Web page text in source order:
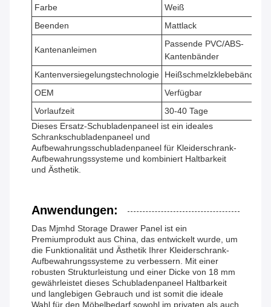
Farbe
Weiß
Beenden
Mattlack
Kantenanleimen
Passende PVC/ABS-
Kantenbänder
Kantenversiegelungstechnologie
Heißschmelzklebebänder
OEM
Verfügbar
Vorlaufzeit
30-40 Tage
Dieses Ersatz-Schubladenpaneel ist ein ideales
Schrankschubladenpaneel und
Aufbewahrungsschubladenpaneel für Kleiderschrank-
Aufbewahrungssysteme und kombiniert Haltbarkeit
und Ästhetik.
Anwendungen:
Das Mjmhd Storage Drawer Panel ist ein
Premiumprodukt aus China, das entwickelt wurde, um
die Funktionalität und Ästhetik Ihrer Kleiderschrank-
Aufbewahrungssysteme zu verbessern. Mit einer
robusten Strukturleistung und einer Dicke von 18 mm
gewährleistet dieses Schubladenpaneel Haltbarkeit
und langlebigen Gebrauch und ist somit die ideale
Wahl für den Möbelbedarf sowohl im privaten als auch